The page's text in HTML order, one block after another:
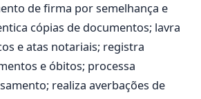
de firma por semelhança e
cópias de documentos; lavra
e atas notariais; registra
e óbitos; processa
realiza averbações de